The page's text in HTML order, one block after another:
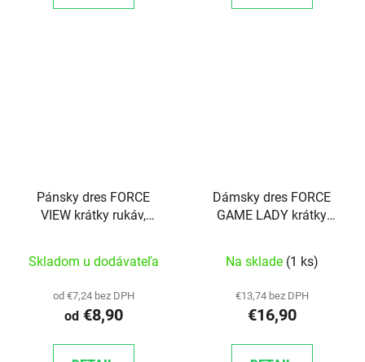
Pánsky dres FORCE
VIEW krátky rukáv,
Skladom u dodávateľa
od €7,24 bez DPH
od€8,90
Dámsky dres FORCE
GAME LADY krátky
Na sklade (1 ks)
€13,74 bez DPH
€16,90